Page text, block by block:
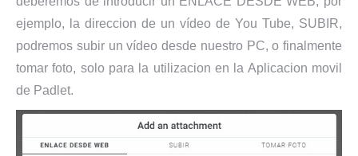
ejemplo, la direccion de un vídeo de You Tube, SUBIR,
podremos subir un vídeo desde nuestro PC, o finalmente
tomar foto, solo para la utilizacion en la Aplicacion movil
de Padlet.